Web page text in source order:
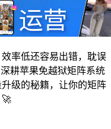
率低还容易出错，耽误
耕苹果免越狱矩阵系统
级的秘籍，让你的矩阵
🚀